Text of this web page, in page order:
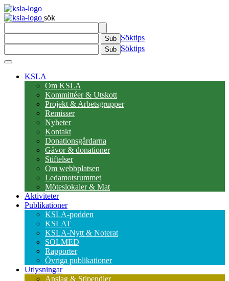
sök
Sub Söktips
Sub Söktips
KSLA
Om KSLA
Kommittéer & Utskott
Projekt & Arbetsgrupper
Remisser
Nyheter
Kontakt
Donationsgårdarna
Gåvor & donationer
Stiftelser
Om webbplatsen
Ledamotsrummet
Möteslokaler & Mat
Aktiviteter
Publikationer
KSLA-podden
KSLAT
KSLA-Nytt & Noterat
SOLMED
Rapporter
Övriga publikationer
Utlysningar
Anslag & Stipendier